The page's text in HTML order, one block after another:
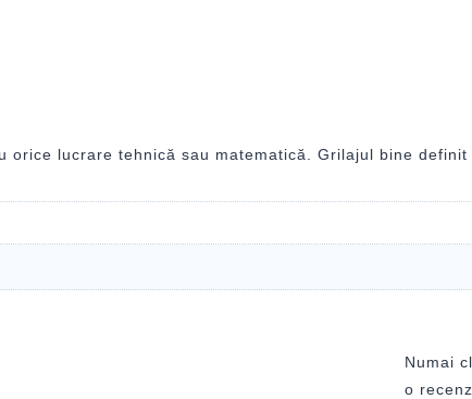
orice lucrare tehnică sau matematică. Grilajul bine
Numai
o